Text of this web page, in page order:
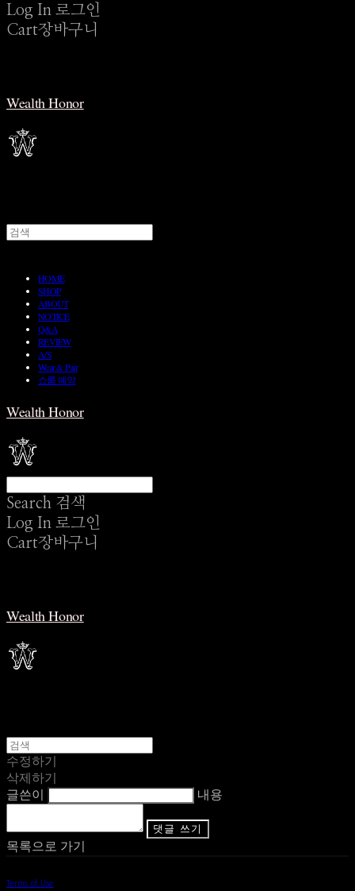
Log In 로그인
Cart장바구니
Wealth Honor
HOME
SHOP
ABOUT
NOTICE
Q&A
REVIEW
A/S
Wear & Pair
쇼룸 예약
Wealth Honor
Search 검색
Log In 로그인
Cart장바구니
Wealth Honor
수정하기
삭제하기
글쓴이
내용
댓글 쓰기
목록으로 가기
Terms of Use